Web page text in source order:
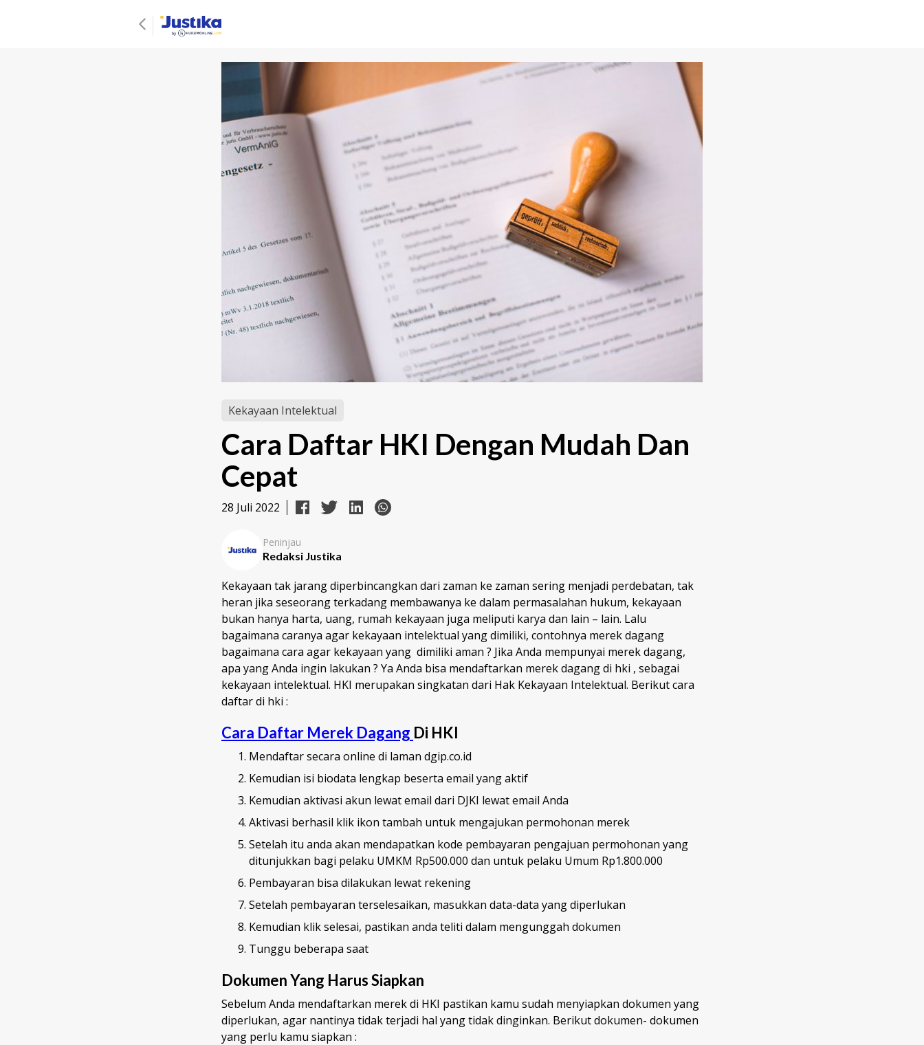
Kekayaan Intelektual
Cara Daftar HKI Dengan Mudah Dan
Cepat
28 Juli 2022
Peninjau
Redaksi Justika
Kekayaan tak jarang diperbincangkan dari zaman ke zaman sering menjadi perdebatan, tak
heran jika seseorang terkadang membawanya ke dalam permasalahan hukum, kekayaan
bukan hanya harta, uang, rumah kekayaan juga meliputi karya dan lain – lain. Lalu
bagaimana caranya agar kekayaan intelektual yang dimiliki, contohnya merek dagang
bagaimana cara agar kekayaan yang dimiliki aman ? Jika Anda mempunyai merek dagang,
apa yang Anda ingin lakukan ? Ya Anda bisa mendaftarkan merek dagang di hki , sebagai
kekayaan intelektual. HKI merupakan singkatan dari Hak Kekayaan Intelektual. Berikut cara
daftar di hki :
Cara Daftar Merek Dagang Di HKI
Mendaftar secara online di laman dgip.co.id
Kemudian isi biodata lengkap beserta email yang aktif
Kemudian aktivasi akun lewat email dari DJKI lewat email Anda
Aktivasi berhasil klik ikon tambah untuk mengajukan permohonan merek
Setelah itu anda akan mendapatkan kode pembayaran pengajuan permohonan yang
ditunjukkan bagi pelaku UMKM Rp500.000 dan untuk pelaku Umum Rp1.800.000
Pembayaran bisa dilakukan lewat rekening
Setelah pembayaran terselesaikan, masukkan data-data yang diperlukan
Kemudian klik selesai, pastikan anda teliti dalam mengunggah dokumen
Tunggu beberapa saat
Dokumen Yang Harus Siapkan
Sebelum Anda mendaftarkan merek di HKI pastikan kamu sudah menyiapkan dokumen yang
diperlukan, agar nantinya tidak terjadi hal yang tidak dinginkan. Berikut dokumen- dokumen
yang perlu kamu siapkan :